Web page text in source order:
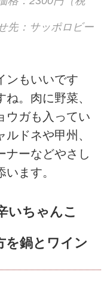
先：サッポロビー
ンもいいです
。肉に野菜、
ウガも入ってい
ドネや甲州、
ナーなどやさし
ます。
いちゃんこ
を鍋とワイン